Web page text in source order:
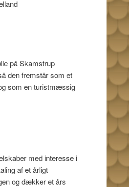
på Skamstrup
den fremstår som et
som en turistmæssig
med interesse i
af et årligt
og dækker et års